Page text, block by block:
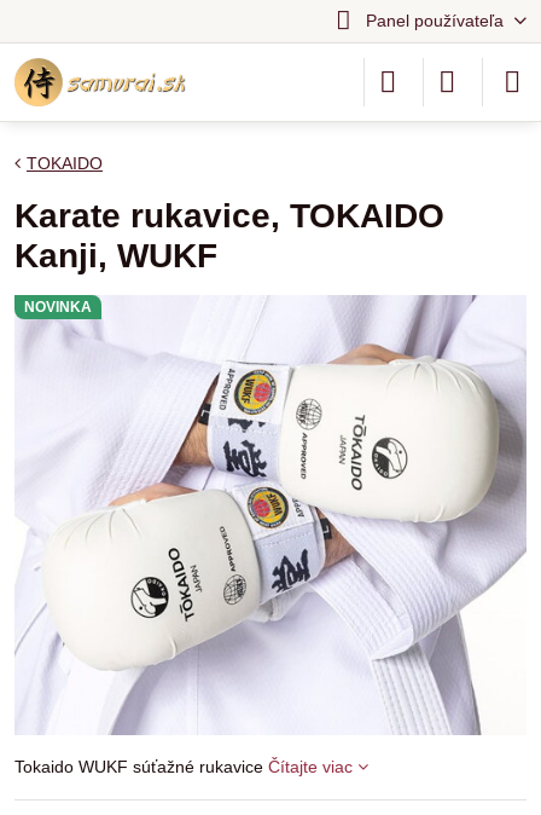
Panel používateľa
NOVINKA
TOKAIDO
Karate rukavice, TOKAIDO
Kanji, WUKF
Tokaido WUKF súťažné rukavice Čítajte viac